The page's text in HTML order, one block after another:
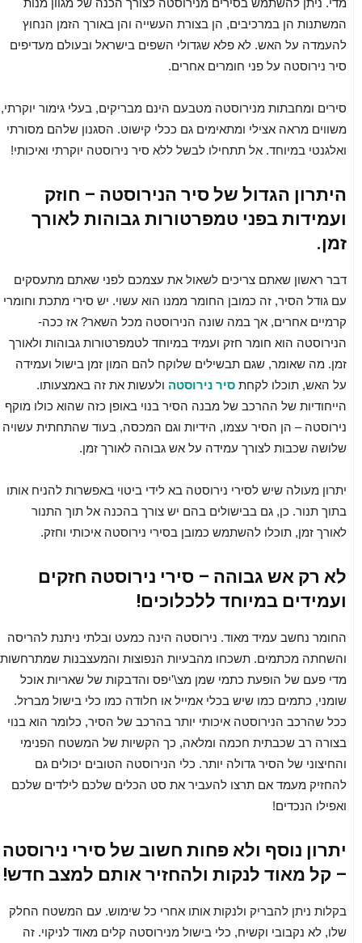
מדי. ניתן להשתמש בסירים מנירוסטה לצורך הכנה של מגוון מנות
המשתנות הן במרכיבים, הן בצורת העשייה והן באורך הזמן הנחוץ
להעמדה על האש. לא פלא שגדולי השפים בישראל ובעולם מעדיפים
סיר נירוסטה על פני חומרים אחרים.
סירים ומחבתות מנירוסטה מטבעם הינם מבריקים, בעלי גימור יוקרתי,
משווים מראה אצילי ומתאימים גם ככלי קישוט. הסגנון שלהם מסורתי
ואלגנטי במיוחד. אל תתחילו לבשל ללא סיר נירוסטה יוקרתי ואיכותי!
היתרון הגדול של סיר הנירוסטה – חוזק
ועמידות בפני טמפרטורות גבוהות לאורך
זמן.
דבר ראשון שאתם צריכים לשאול את עצמכם לפני שאתם מתעסקים
עם גודל הסיר, זה כמובן החומר ממנו הוא עשוי. יש סירי מתכת וחומרי
קרמיים אחרים, אך במה שונה הנירוסטה מכל השאר? אז ככה-
הנירוסטה הוא חומר חזק ועמיד במיוחד לטמפרטורות גבוהות ולאורך
זמן. מה שאומר, שגם תבשילים שלוקח להם המון זמן בישול ועמידה
על האש, תוכלו לקחת סיר נירוסטה ולעשות את זה באמצעותו.
הייחודיות של ההרכב של מבנה הסיר בנוי באופן כזה שהוא כולו מוקף
נירוסטה – הן הסיר עצמו, הידיות וגם המכסה, בעוד שהתחתית עשויה
שלושה שכבות לצורך עמידה על אש גבוהה לאורך זמן.
יתרון מעולה שיש לסירי נירוסטה בא לידי ביטוי באפשרות להניח אותו
בתוך תנור. כן, גם בבישולים בהם יש צורך בהכנה אל תוך התנור
לאורך זמן, תוכלו להשתמש כמובן בסירי נירוסטה איכותי וחזק.
לא רק אש גבוהה – סירי נירוסטה חזקים
ועמידים במיוחד ללכלוכים!
החומר נחשב עמיד מאוד. נירוסטה הינה כמעט ובלתי ניתנת להריסה
והשחתה מכתמים. תשכחו מהבעיות הנפוצות והמעצבנות שמתרחשות
מדי פעם של הופעת כתמי שמן מצ\'יפס והדבקות של שאריות אוכל
שומני, כתמים כמו שיש בכלי אמייל או חלודה כמו כלי בישול מברזל.
ככל שהרכב הנירוסטה איכותי יותר בהרכב של הסיר, כלומר הוא בנוי
בצורה רב שכבתית חכמה ומלאה, כך הקשיות של המשטח הפנימי
והחיצוני של הסיר גדולה יותר. כלי הנירוסטה הטובים יכולים גם
להחזיק מעמד אם תרצו להעביר את סט הכלים שלכם לילדים שלכם
ואפילו הנכדים!
יתרון נוסף ולא פחות חשוב של סירי נירוסטה
– קל מאוד לנקות ולהחזיר אותם למצב חדש!
בקלות ניתן להבריק ולנקות אותו אחרי כל שימוש. עם המשטח החלק
שלו, לא נקבובי וקשיח, כלי בישול מנירוסטה קלים מאוד לניקוי. זה